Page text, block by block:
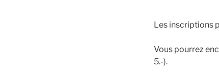
Les inscriptions
Vous pourrez
5.-).